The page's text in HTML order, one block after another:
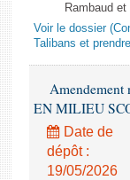
Rambaud
Voir le dossier
Talibans et
EN MILIEU
Date de
dépôt :
19/05/2026